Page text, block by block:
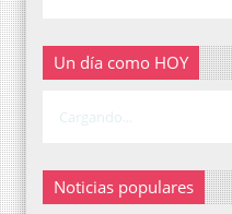
Un día como HOY
Cargando...
Noticias populares